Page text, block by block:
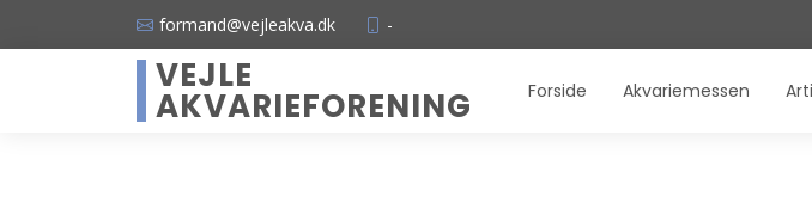
formand@vejleakva.dk -
VEJLE
AKVARIEFORENING Forside Akvariemessen